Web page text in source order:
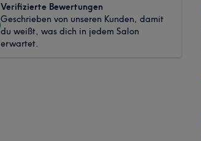
Verifizierte Bewertungen
Geschrieben von unseren Kunden, damit
du weißt, was dich in jedem Salon
erwartet.